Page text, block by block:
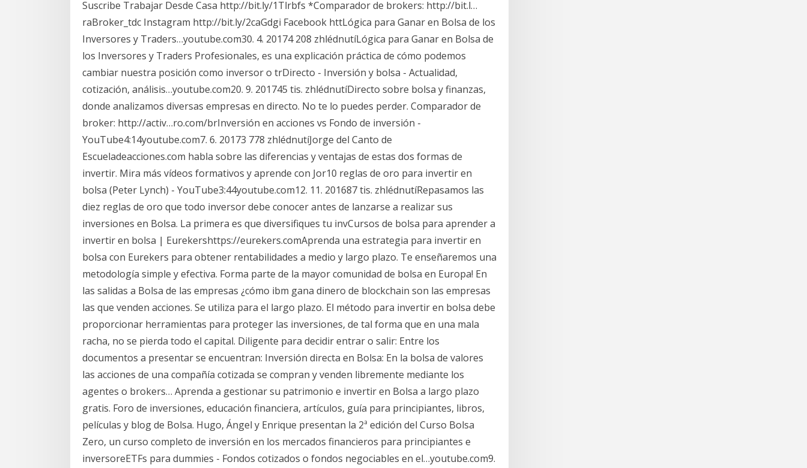
Suscribe Trabajar Desde Casa http://bit.ly/1Tlrbfs *Comparador de brokers: http://bit.l…
raBroker_tdc Instagram http://bit.ly/2caGdgi Facebook httLógica para Ganar en Bolsa de los
Inversores y Traders…youtube.com30. 4. 20174 208 zhlédnutíLógica para Ganar en Bolsa de
los Inversores y Traders Profesionales, es una explicación práctica de cómo podemos
cambiar nuestra posición como inversor o trDirecto - Inversión y bolsa - Actualidad,
cotización, análisis…youtube.com20. 9. 201745 tis. zhlédnutíDirecto sobre bolsa y finanzas,
donde analizamos diversas empresas en directo. No te lo puedes perder. Comparador de
broker: http://activ…ro.com/brInversión en acciones vs Fondo de inversión -
YouTube4:14youtube.com7. 6. 20173 778 zhlédnutíJorge del Canto de
Escueladeacciones.com habla sobre las diferencias y ventajas de estas dos formas de
invertir. Mira más vídeos formativos y aprende con Jor10 reglas de oro para invertir en
bolsa (Peter Lynch) - YouTube3:44youtube.com12. 11. 201687 tis. zhlédnutíRepasamos las
diez reglas de oro que todo inversor debe conocer antes de lanzarse a realizar sus
inversiones en Bolsa. La primera es que diversifiques tu invCursos de bolsa para aprender a
invertir en bolsa | Eurekershttps://eurekers.comAprenda una estrategia para invertir en
bolsa con Eurekers para obtener rentabilidades a medio y largo plazo. Te enseñaremos una
metodología simple y efectiva. Forma parte de la mayor comunidad de bolsa en Europa! En
las salidas a Bolsa de las empresas ¿cómo ibm gana dinero de blockchain son las empresas
las que venden acciones. Se utiliza para el largo plazo. El método para invertir en bolsa debe
proporcionar herramientas para proteger las inversiones, de tal forma que en una mala
racha, no se pierda todo el capital. Diligente para decidir entrar o salir: Entre los
documentos a presentar se encuentran: Inversión directa en Bolsa: En la bolsa de valores
las acciones de una compañía cotizada se compran y venden libremente mediante los
agentes o brokers… Aprenda a gestionar su patrimonio e invertir en Bolsa a largo plazo
gratis. Foro de inversiones, educación financiera, artículos, guía para principiantes, libros,
películas y blog de Bolsa. Hugo, Ángel y Enrique presentan la 2ª edición del Curso Bolsa
Zero, un curso completo de inversión en los mercados financieros para principiantes e
inversoreETFs para dummies - Fondos cotizados o fondos negociables en el…youtube.com9.